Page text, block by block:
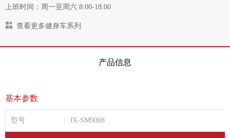
上班时间：周一至周六 8:00-18:00
查看更多健身车系列
产品信息
基本参数
型号 JX-SM9008